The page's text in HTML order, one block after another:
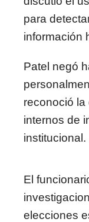
para
información
Patel negó
reconoció
internos de
institucional.
El
elecciones